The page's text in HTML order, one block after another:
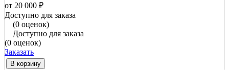
от 20 000 ₽
Доступно для заказа
(0 оценок)
Доступно для заказа
(0 оценок)
Заказать
В корзину